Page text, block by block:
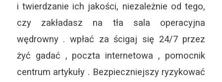
i twierdzanie ich jakości, niezależnie od tego,
czy zakładasz na tła sala operacyjna
wędrowny . wpłać za ścigaj się 24/7 przez
żyć gadać , poczta internetowa , pomocnik
centrum artykuły . Bezpieczniejszy ryzykować